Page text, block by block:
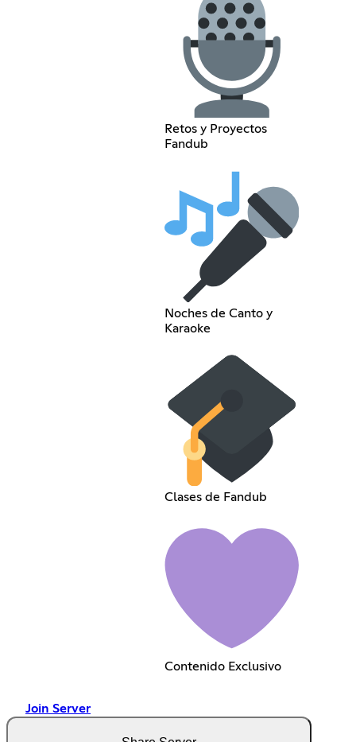
Retos y Proyectos
Fandub
Noches de Canto y
Karaoke
Clases de Fandub
Contenido Exclusivo
Join Server